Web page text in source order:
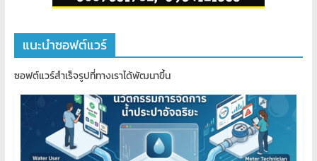
แนะนำซอฟต์แวร์
ซอฟต์แวร์สำเร็จรูปที่ทางเราได้พัฒนาขึ้น